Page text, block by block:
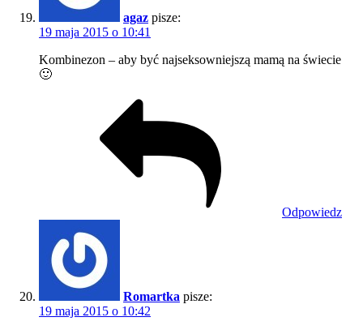
agaz pisze:
19 maja 2015 o 10:41
Kombinezon – aby być najseksowniejszą mamą na świecie
🙂
Odpowiedz
Romartka pisze:
19 maja 2015 o 10:42